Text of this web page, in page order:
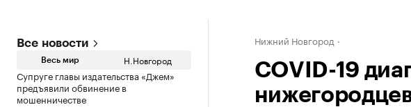
Все новости
Весь мир Н.Новгород
Супруге главы издательства «Джем»
предъявили обвинение в
мошенничестве
Нижний Новгород
COVID-19